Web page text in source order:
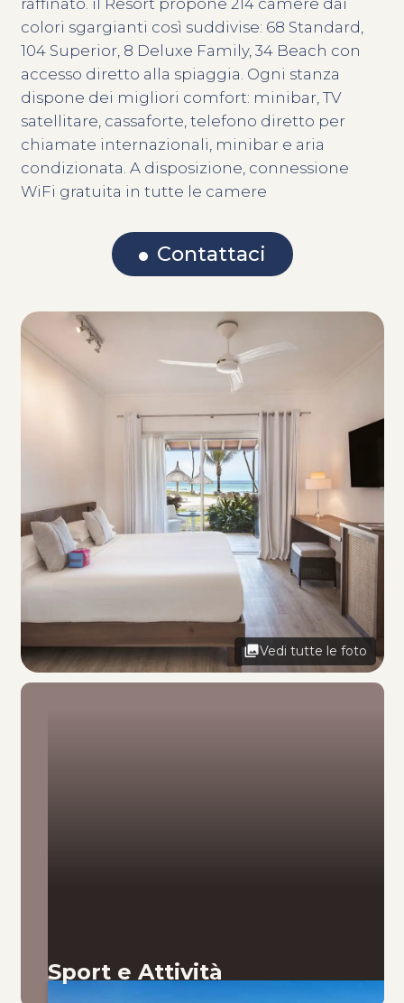
colori sgargianti così suddivise: 68 Standard,
104 Superior, 8 Deluxe Family, 34 Beach con
accesso diretto alla spiaggia. Ogni stanza
dispone dei migliori comfort: minibar, TV
satellitare, cassaforte, telefono diretto per
chiamate internazionali, minibar e aria
condizionata. A disposizione, connessione
WiFi gratuita in tutte le camere
Contattaci
Vedi tutte le foto
Sport e Attività